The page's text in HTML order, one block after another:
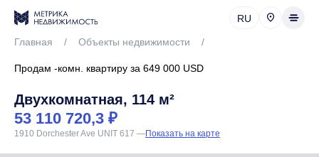
RU
Главная / Объекты недвижимости /
Продам -комн. квартиру за 649 000 USD
Двухкомнатная, 114 м²
53 110 720,3 ₽
1910 Dorchester Ave UNIT 617 —Показать на карте